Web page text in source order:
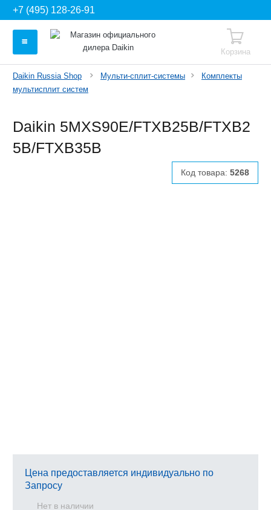
+7 (495) 128-26-91
Корзина
Daikin Russia Shop Мульти-сплит-системы
Комплекты
мультисплит систем
Daikin 5MXS90E/FTXB25B/FTXB2
5B/FTXB35B
Код товара: 5268
Цена предоставляется индивидуально по
Запросу
Нет в наличии